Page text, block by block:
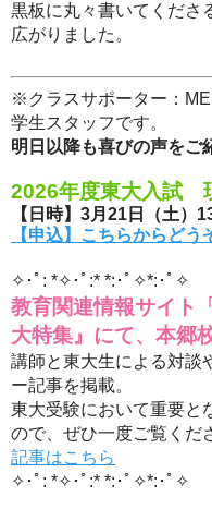
黒板に丸々書いてくださ
広がりました。
※クラスサポーター：
学生スタッフです。
明日以降も喜びの声をご
2026年度東大入試
【日時】3月21日（土）
【申込】こちらからどう
✧･ﾟ: *✧･ﾟ:* *:･ﾟ✧*:･ﾟ✧
教育関連情報サイト
大特集』にて、本郷
講師と東大生による対談
ー記事を掲載。
東大受験において重要と
ので、ぜひ一度ご覧くだ
記事はこちら
✧･ﾟ: *✧･ﾟ:* *:･ﾟ✧*:･ﾟ✧